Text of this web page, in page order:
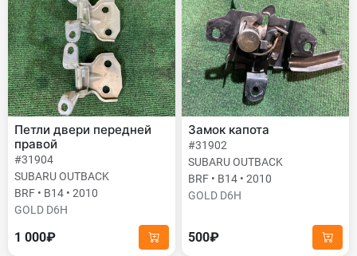
Петли двери передней
правой
#31904
SUBARU OUTBACK
BRF • B14 • 2010
GOLD D6H
1 000₽
Замок капота
#31902
SUBARU OUTBACK
BRF • B14 • 2010
GOLD D6H
500₽